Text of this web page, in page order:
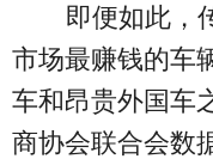
即便如此，
市场最赚钱的车
车和昂贵外国车
商协会联合会数